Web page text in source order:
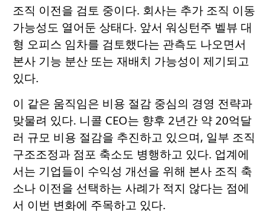
조직 이전을 검토 중이다. 회사는 추가 조직 이동
가능성도 열어둔 상태다. 앞서 워싱턴주 벨뷰 대
형 오피스 임차를 검토했다는 관측도 나오면서
본사 기능 분산 또는 재배치 가능성이 제기되고
있다.
이 같은 움직임은 비용 절감 중심의 경영 전략과
맞물려 있다. 니콜 CEO는 향후 2년간 약 20억달
러 규모 비용 절감을 추진하고 있으며, 일부 조직
구조조정과 점포 축소도 병행하고 있다. 업계에
서는 기업들이 수익성 개선을 위해 본사 조직 축
소나 이전을 선택하는 사례가 적지 않다는 점에
서 이번 변화에 주목하고 있다.